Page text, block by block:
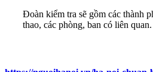
Đoàn kiểm tra sẽ gồm các thành
thao, các phòng, ban có liên quan.